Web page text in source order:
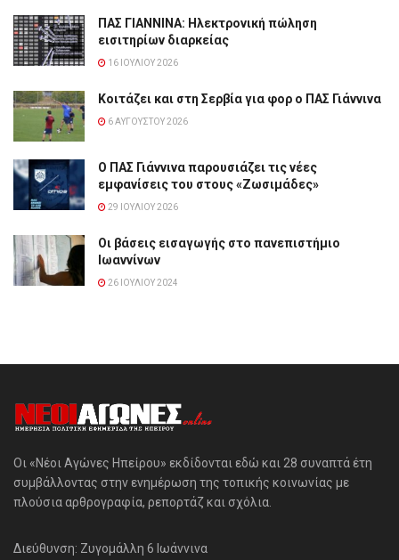
ΠΑΣ ΓΙΑΝΝΙΝΑ: Hλεκτρονική πώληση
εισιτηρίων διαρκείας
16 ΙΟΥΛΊΟΥ 2026
Κοιτάζει και στη Σερβία για φορ ο ΠΑΣ Γιάννινα
6 ΑΥΓΟΎΣΤΟΥ 2026
Ο ΠΑΣ Γιάννινα παρουσιάζει τις νέες
εμφανίσεις του στους «Ζωσιμάδες»
29 ΙΟΥΛΊΟΥ 2026
Οι βάσεις εισαγωγής στο πανεπιστήμιο
Ιωαννίνων
26 ΙΟΥΛΊΟΥ 2024
Οι «Νέοι Αγώνες Ηπείρου» εκδίδονται εδώ και 28 συναπτά έτη
συμβάλλοντας στην ενημέρωση της τοπικής κοινωνίας με
πλούσια αρθρογραφία, ρεπορτάζ και σχόλια.
Διεύθυνση: Ζυγομάλλη 6 Ιωάννινα